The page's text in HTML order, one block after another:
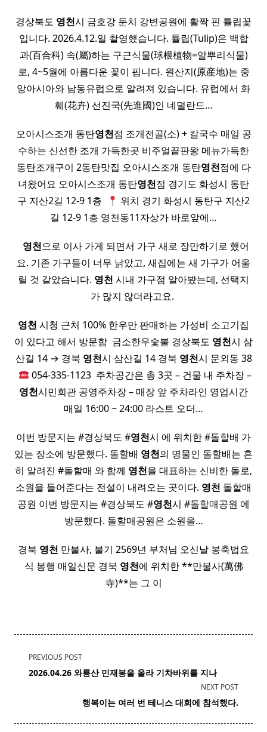
경상북도 영천시 금호강 둔치 강변공원에 활짝 핀 튤립꽃
입니다. 2026.4.12.일 촬영했습니다. 튤립(Tulip)은 백합
과(百合科) 속(屬)하는 구근식물(球根植物=알뿌리식물)
로, 4~5월에 아름다운 꽃이 핍니다. 원산지(原産地)는 중
앙아시아와 남동유럽으로 알려져 있습니다. 유럽에서 화
훼(花卉) 선진국(先進國)인 네덜란드…
오아시스조개 동탄영천점 조개전골(소) + 칼국수 매일 공
수하는 신선한 조개 가득한곳 비주얼끝판왕 메뉴가득한
동탄조개구이 2동탄맛집 오아시스조개 동탄영천점에 다
녀왔어요 오아시스조개 동탄영천점 경기도 화성시 동탄
구 지산2길 12-9 1층 ​
위치 경기 화성시 동탄구 지산2
길 12-9 1층 영천동11자상가 바로앞에…
영천으로 이사 가게 되면서 가구 새로 장만하기로 했어
요. 기존 가구들이 너무 낡았고, 새집에는 새 가구가 어울
릴 것 같았습니다. 영천 시내 가구점 알아봤는데, 선택지
가 많지 않더라고요. ​
영천 시청 근처 100% 한우만 판매하는 가성비 소고기집
이 있다고 해서 방문함 ​ 금소한우숯불 경상북도 영천시 삼
산길 14 → 경북 영천시 삼산길 14 경북 영천시 문외동 38
054-335-1123 ​ 주차공간은 총 3곳 – 건물 내 주차장 –
영천시민회관 공영주차장 – 매장 앞 주차라인 영업시간
매일 16:00 ~ 24:00 라스트 오더…
이번 방문지는 #경상북도 #영천시 에 위치한 #돌할배 가
있는 장소에 방문했다. 돌할배 영천의 명물인 돌할배는 흔
히 알려진 #돌할매 와 함께 영천을 대표하는 신비한 돌로,
소원을 들어준다는 전설이 내려오는 곳이다. 영천 돌할매
공원 이번 방문지는 #경상북도 #영천시 #돌할매공원 에
방문했다. 돌할매공원은 소원을…
경북 영천 만불사, 불기 2569년 부처님 오신날 봉축법요
식 봉행 매일신문 경북 영천에 위치한 **만불사(萬佛
寺)**는 그 이
<span
class="nav-
text">Page</span>
PREVIOUS POST
2026.04.26 와룡산 민재봉을 올라 기차바위를 지나
NEXT POST
행복이는 여러 번 테니스 대회에 참석했다.